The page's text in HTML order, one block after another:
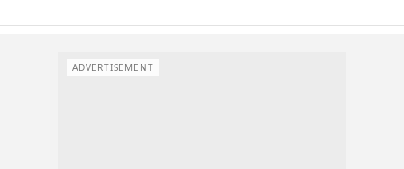
ADVERTISEMENT